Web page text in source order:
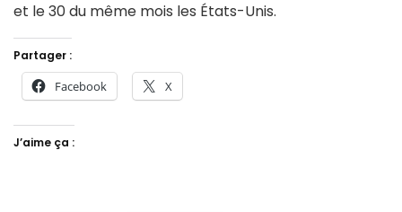
et le 30 du même mois les États-Unis.
Partager :
Facebook X
J’aime ça :